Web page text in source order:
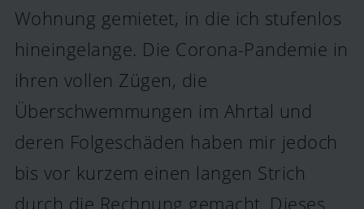
Wohnung gemietet, in die ich stufenlos
hineingelange. Die Corona-Pandemie in
ihren vollen Zügen, die
Überschwemmungen im Ahrtal und
deren Folgeschäden haben mir jedoch
bis vor kurzem einen langen Strich
durch die Rechnung gemacht. Dieses